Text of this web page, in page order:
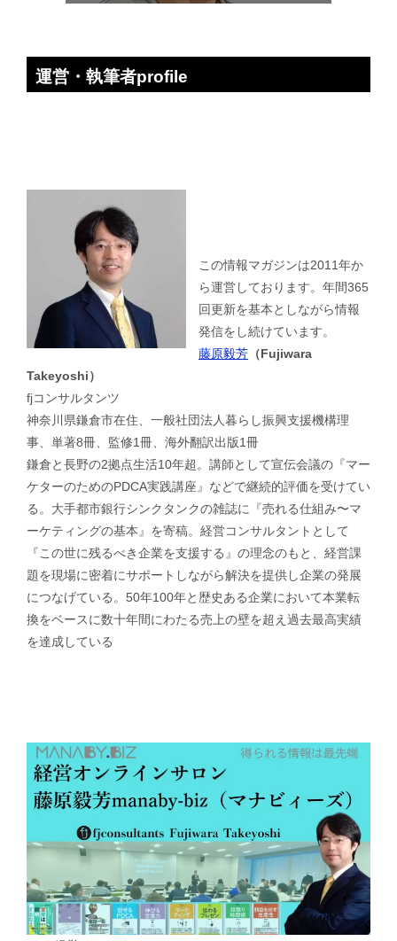
運営・執筆者profile
この情報マガジンは2011年か
ら運営しております。年間365
回更新を基本としながら情報
発信をし続けています。
藤原毅芳 （Fujiwara
Takeyoshi）
fjコンサルタンツ
神奈川県鎌倉市在住、一般社団法人暮らし振興支援機構理
事、単著8冊、監修1冊、海外翻訳出版1冊
鎌倉と長野の2拠点生活10年超。講師として宣伝会議の『マー
ケターのためのPDCA実践講座』などで継続的評価を受けてい
る。大手都市銀行シンクタンクの雑誌に『売れる仕組み〜マ
ーケティングの基本』を寄稿。経営コンサルタントとして
『この世に残るべき企業を支援する』の理念のもと、経営課
題を現場に密着にサポートしながら解決を提供し企業の発展
につなげている。50年100年と歴史ある企業において本業転
換をベースに数十年間にわたる売上の壁を超え過去最高実績
を達成している